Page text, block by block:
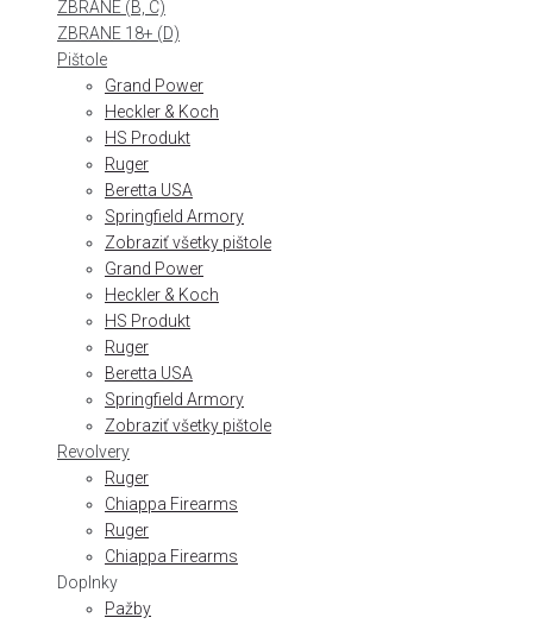
ZBRANE (B, C)
ZBRANE 18+ (D)
Pištole
Grand Power
Heckler & Koch
HS Produkt
Ruger
Beretta USA
Springfield Armory
Zobraziť všetky pištole
Grand Power
Heckler & Koch
HS Produkt
Ruger
Beretta USA
Springfield Armory
Zobraziť všetky pištole
Revolvery
Ruger
Chiappa Firearms
Ruger
Chiappa Firearms
Doplnky
Pažby